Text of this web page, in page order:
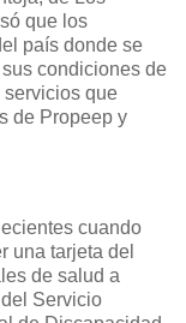
que los
país donde se
condiciones de
que
de Propeep y
cuando
una tarjeta del
de salud a
Servicio